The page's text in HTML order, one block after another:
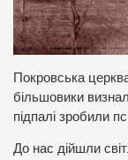
Покровська
більшовики
підпалі зробили
До нас дійшли